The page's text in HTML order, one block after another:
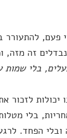
פעם, להתעורר
זה
בלי שמות
יכולות לזכור
בלי
הפחד.